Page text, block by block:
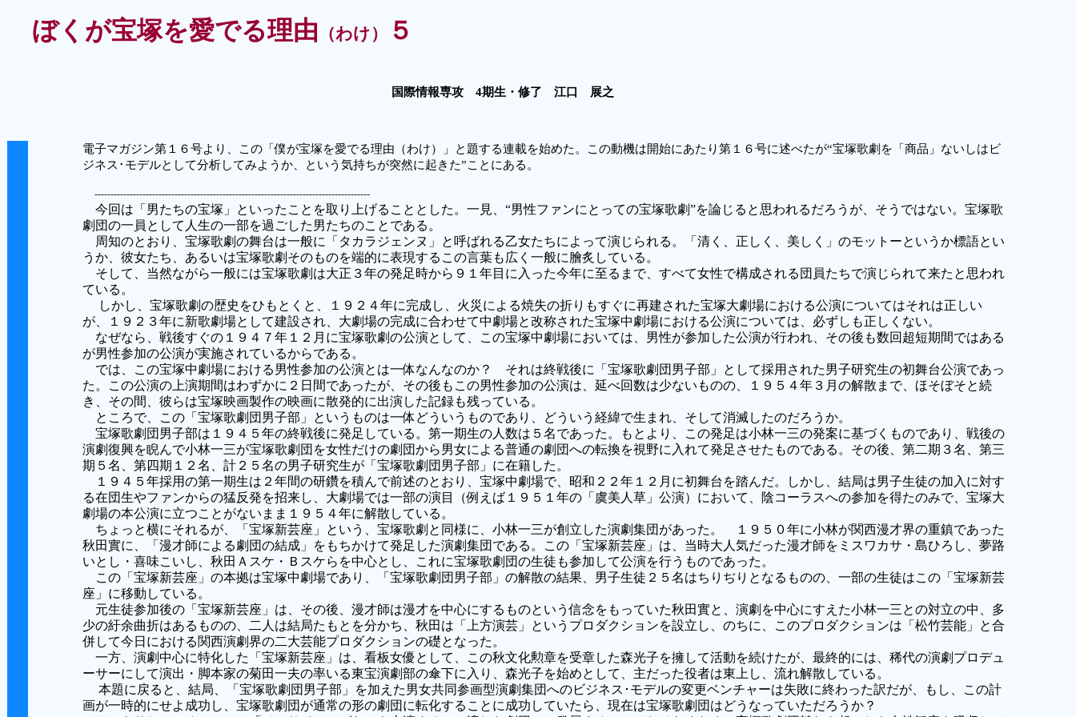
ぼくが宝塚を愛でる理由 （わけ） ５
国際情報専攻 4期生・修了 江口 展之
電子マガジン第１６号より、この「僕が宝塚を愛でる理由（わけ）」と題する連載を始めた。この動機は開始にあたり第１６号に述べたが“宝塚歌劇を「商品」ないしはビ
ジネス･モデルとして分析してみようか、という気持ちが突然に起きた”ことにある。
--------------------------------------------------------------------------------------
今回は「男たちの宝塚」といったことを取り上げることとした。一見、“男性ファンにとっての宝塚歌劇”を論じると思われるだろうが、そうではない。宝塚歌
劇団の一員として人生の一部を過ごした男たちのことである。
周知のとおり、宝塚歌劇の舞台は一般に「タカラジェンヌ」と呼ばれる乙女たちによって演じられる。「清く、正しく、美しく」のモットーというか標語とい
うか、彼女たち、あるいは宝塚歌劇そのものを端的に表現するこの言葉も広く一般に膾炙している。
そして、当然ながら一般には宝塚歌劇は大正３年の発足時から９１年目に入った今年に至るまで、すべて女性で構成される団員たちで演じられて来たと思われ
ている。
しかし、宝塚歌劇の歴史をひもとくと、１９２４年に完成し、火災による焼失の折りもすぐに再建された宝塚大劇場における公演についてはそれは正しい
が、１９２３年に新歌劇場として建設され、大劇場の完成に合わせて中劇場と改称された宝塚中劇場における公演については、必ずしも正しくない。
なぜなら、戦後すぐの１９４７年１２月に宝塚歌劇の公演として、この宝塚中劇場においては、男性が参加した公演が行われ、その後も数回超短期間ではある
が男性参加の公演が実施されているからである。
では、この宝塚中劇場における男性参加の公演とは一体なんなのか？ それは終戦後に「宝塚歌劇団男子部」として採用された男子研究生の初舞台公演であっ
た。この公演の上演期間はわずかに２日間であったが、その後もこの男性参加の公演は、延べ回数は少ないものの、１９５４年３月の解散まで、ほそぼそと続
き、その間、彼らは宝塚映画製作の映画に散発的に出演した記録も残っている。
ところで、この「宝塚歌劇団男子部」というものは一体どういうものであり、どういう経緯で生まれ、そして消滅したのだろうか。
宝塚歌劇団男子部は１９４５年の終戦後に発足している。第一期生の人数は５名であった。もとより、この発足は小林一三の発案に基づくものであり、戦後の
演劇復興を睨んで小林一三が宝塚歌劇団を女性だけの劇団から男女による普通の劇団への転換を視野に入れて発足させたものである。その後、第二期３名、第三
期５名、第四期１２名、計２５名の男子研究生が「宝塚歌劇団男子部」に在籍した。
１９４５年採用の第一期生は２年間の研鑽を積んで前述のとおり、宝塚中劇場で、昭和２２年１２月に初舞台を踏んだ。しかし、結局は男子生徒の加入に対す
る在団生やファンからの猛反発を招来し、大劇場では一部の演目（例えば１９５１年の「虞美人草」公演）において、陰コーラスへの参加を得たのみで、宝塚大
劇場の本公演に立つことがないまま１９５４年に解散している。
ちょっと横にそれるが、「宝塚新芸座」という、宝塚歌劇と同様に、小林一三が創立した演劇集団があった。 １９５０年に小林が関西漫才界の重鎮であった
秋田實に、「漫才師による劇団の結成」をもちかけて発足した演劇集団である。この「宝塚新芸座」は、当時大人気だった漫才師をミスワカサ・島ひろし、夢路
いとし・喜味こいし、秋田Ａスケ・Ｂスケらを中心とし、これに宝塚歌劇団の生徒も参加して公演を行うものであった。
この「宝塚新芸座」の本拠は宝塚中劇場であり、「宝塚歌劇団男子部」の解散の結果、男子生徒２５名はちりぢりとなるものの、一部の生徒はこの「宝塚新芸
座」に移動している。
元生徒参加後の「宝塚新芸座」は、その後、漫才師は漫才を中心にするものという信念をもっていた秋田實と、演劇を中心にすえた小林一三との対立の中、多
少の紆余曲折はあるものの、二人は結局たもとを分かち、秋田は「上方演芸」というプロダクションを設立し、のちに、このプロダクションは「松竹芸能」と合
併して今日における関西演劇界の二大芸能プロダクションの礎となった。
一方、演劇中心に特化した「宝塚新芸座」は、看板女優として、この秋文化勲章を受章した森光子を擁して活動を続けたが、最終的には、稀代の演劇プロデュ
ーサーにして演出・脚本家の菊田一夫の率いる東宝演劇部の傘下に入り、森光子を始めとして、主だった役者は東上し、流れ解散している。
本題に戻ると、結局、「宝塚歌劇団男子部」を加えた男女共同参画型演劇集団へのビジネス･モデルの変更ベンチャーは失敗に終わった訳だが、もし、この計
画が一時的にせよ成功し、宝塚歌劇団が通常の形の劇団に転化することに成功していたら、現在は宝塚歌劇団はどうなっていただろうか？